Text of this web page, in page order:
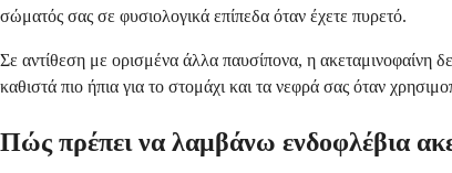
σώματός σας σε φυσιολογικά επίπεδα όταν έχετε πυρετό.
Σε αντίθεση με ορισμένα άλλα παυσίπονα, η ακεταμινοφαίνη
καθιστά πιο ήπια για το στομάχι και τα νεφρά σας όταν
Πώς πρέπει να λαμβάνω ενδοφλέβια